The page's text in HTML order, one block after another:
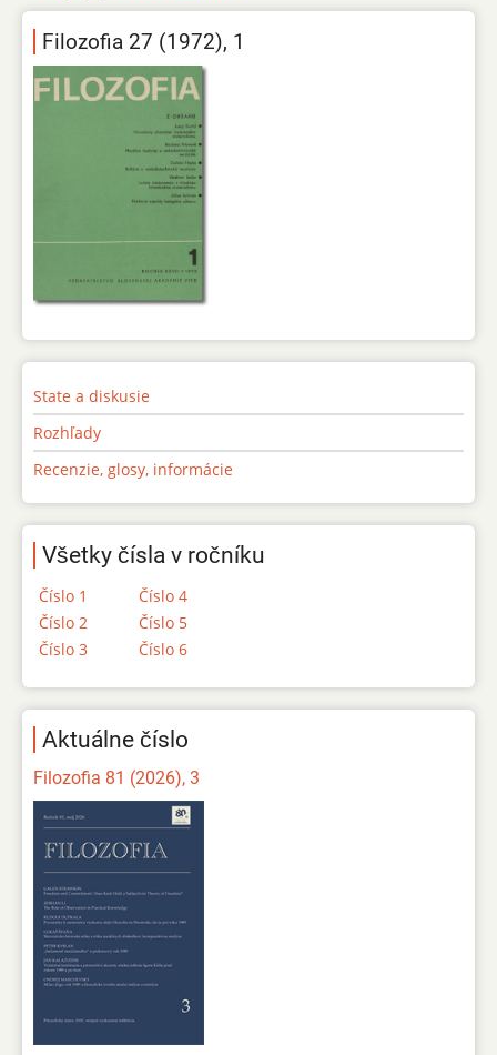
Filozofia 27 (1972), 1
State a diskusie
Rozhľady
Recenzie, glosy, informácie
Všetky čísla v ročníku
Číslo 1
Číslo 2
Číslo 3
Číslo 4
Číslo 5
Číslo 6
Aktuálne číslo
Filozofia 81 (2026), 3